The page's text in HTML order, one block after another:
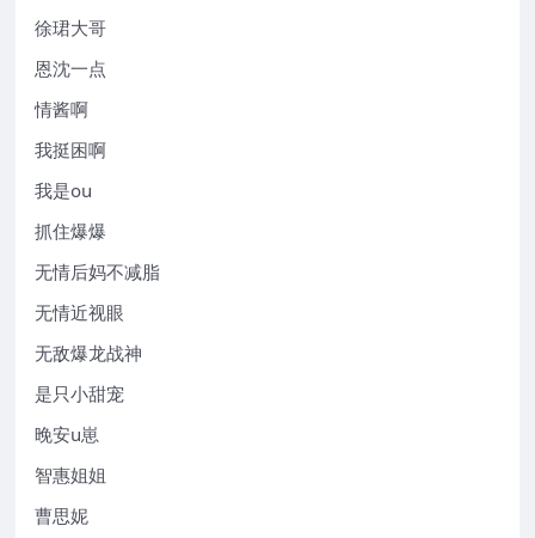
徐珺大哥
恩沈一点
情酱啊
我挺困啊
我是ou
抓住爆爆
无情后妈不减脂
无情近视眼
无敌爆龙战神
是只小甜宠
晚安u崽
智惠姐姐
曹思妮